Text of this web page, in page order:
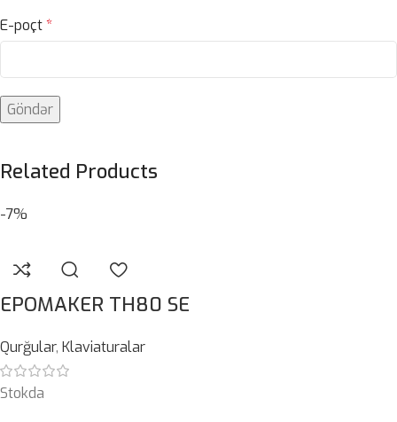
E-poçt*
Related Products
-7%
EPOMAKER TH80 SE
Qurğular, Klaviaturalar
Stokda